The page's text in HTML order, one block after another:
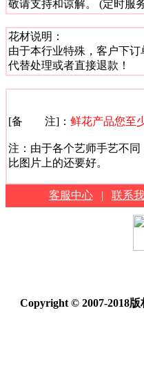
敬请支持和谅解。 (定时服
花材说明：
由于本行业特殊，客户下
代替处理或者直接退款！
[备 注]： 鲜花产品您至
注：由于各个艺师手艺不
比图片上的还要好。
客服中心 | 联系
Copyright © 2007-2018版